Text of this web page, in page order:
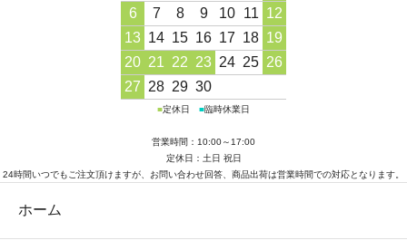
6
7 8 9 10 11 12
13 14 15 16 17 18 19
20 21 22 23 24 25 26
27 28 29 30
■定休日 ■臨時休業日
営業時間：10:00～17:00
定休日：土日 祝日
24時間いつでもご注文頂けますが、お問い合わせ回答、商品出荷は営業時間での対応となります。
ホーム